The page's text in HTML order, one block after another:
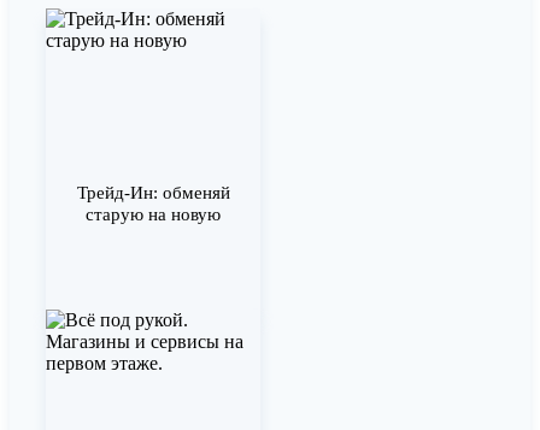
Трейд-Ин: обменяй
старую на новую